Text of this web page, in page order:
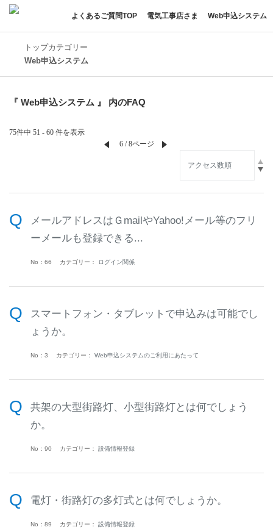
よくあるご質問TOP 電気工事店さま Web申込システム
トップカテゴリー
Web申込システム
『 Web申込システム 』 内のFAQ
75件中 51 - 60 件を表示
≪
6 / 8ページ ≫
メールアドレスはＧmailやYahoo!メール等のフリ
ーメールも登録できる...
No：66 カテゴリー： ログイン関係
スマートフォン・タブレットで申込みは可能でし
ょうか。
No：3 カテゴリー： Web申込システムのご利用にあたって
共架の大型街路灯、小型街路灯とは何でしょう
か。
No：90 カテゴリー： 設備情報登録
電灯・街路灯の多灯式とは何でしょうか。
No：89 カテゴリー： 設備情報登録